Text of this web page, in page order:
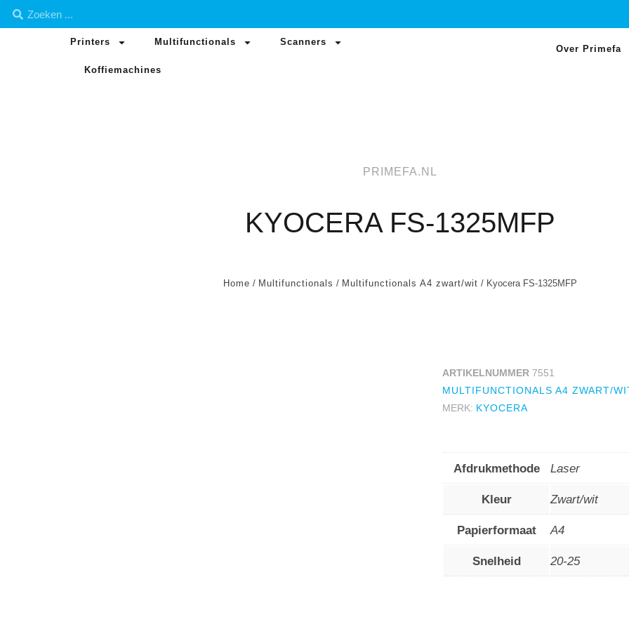
Printers Multifunctionals Scanners
Koffiemachines
Over Primefa
PRIMEFA.NL
KYOCERA FS-1325MFP
Home / Multifunctionals / Multifunctionals A4 zwart/wit / Kyocera FS-1325MFP
ARTIKELNUMMER 7551
MULTIFUNCTIONALS A4 ZWART/
MERK: KYOCERA
Afdrukmethode Laser
Kleur Zwart/wit
Papierformaat A4
Snelheid 20-25